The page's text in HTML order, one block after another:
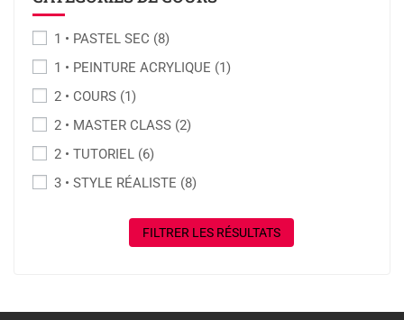
1 • PASTEL SEC (8)
1 • PEINTURE ACRYLIQUE (1)
2 • COURS (1)
2 • MASTER CLASS (2)
2 • TUTORIEL (6)
3 • STYLE RÉALISTE (8)
FILTRER LES RÉSULTATS